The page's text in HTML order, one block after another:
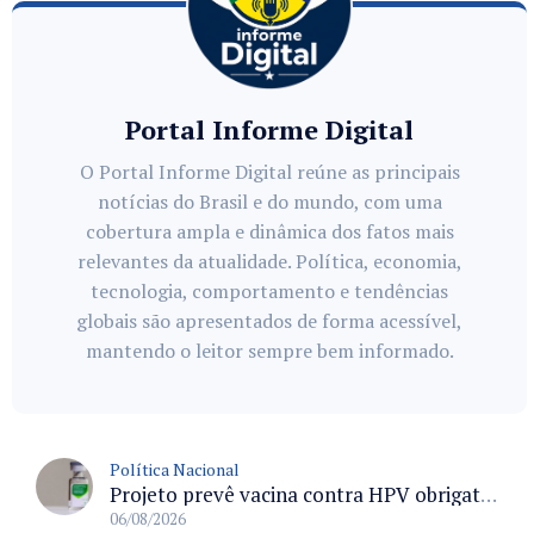
Portal Informe Digital
O Portal Informe Digital reúne as principais
notícias do Brasil e do mundo, com uma
cobertura ampla e dinâmica dos fatos mais
relevantes da atualidade. Política, economia,
tecnologia, comportamento e tendências
globais são apresentados de forma acessível,
mantendo o leitor sempre bem informado.
Política Nacional
Projeto prevê vacina contra HPV obrigatória e testes moleculares para rastreamento do câncer do colo do útero
06/08/2026